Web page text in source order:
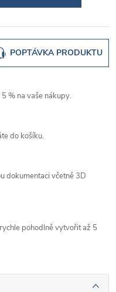
POPTÁVKA PRODUKTU
% na vaše nákupy.
do košíku.
dokumentaci včetně 3D
pohodlně vytvořit až 5